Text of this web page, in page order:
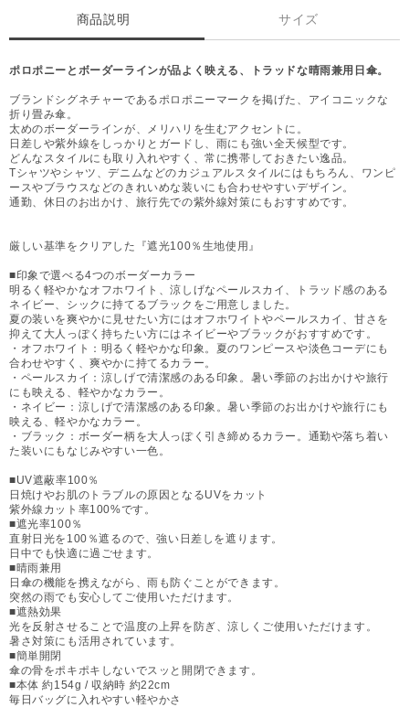
商品説明 サイズ
ポロポニーとボーダーラインが品よく映える、トラッドな晴雨兼用日傘。
ブランドシグネチャーであるポロポニーマークを掲げた、アイコニックな
折り畳み傘。
太めのボーダーラインが、メリハリを生むアクセントに。
日差しや紫外線をしっかりとガードし、雨にも強い全天候型です。
どんなスタイルにも取り入れやすく、常に携帯しておきたい逸品。
Tシャツやシャツ、デニムなどのカジュアルスタイルにはもちろん、ワンピ
ースやブラウスなどのきれいめな装いにも合わせやすいデザイン。
通勤、休日のお出かけ、旅行先での紫外線対策にもおすすめです。
厳しい基準をクリアした『遮光100％生地使用』
■印象で選べる4つのボーダーカラー
明るく軽やかなオフホワイト、涼しげなペールスカイ、トラッド感のある
ネイビー、シックに持てるブラックをご用意しました。
夏の装いを爽やかに見せたい方にはオフホワイトやペールスカイ、甘さを
抑えて大人っぽく持ちたい方にはネイビーやブラックがおすすめです。
・オフホワイト：明るく軽やかな印象。夏のワンピースや淡色コーデにも
合わせやすく、爽やかに持てるカラー。
・ペールスカイ：涼しげで清潔感のある印象。暑い季節のお出かけや旅行
にも映える、軽やかなカラー。
・ネイビー：涼しげで清潔感のある印象。暑い季節のお出かけや旅行にも
映える、軽やかなカラー。
・ブラック：ボーダー柄を大人っぽく引き締めるカラー。通勤や落ち着い
た装いにもなじみやすい一色。
■UV遮蔽率100％
日焼けやお肌のトラブルの原因となるUVをカット
紫外線カット率100%です。
■遮光率100％
直射日光を100％遮るので、強い日差しを遮ります。
日中でも快適に過ごせます。
■晴雨兼用
日傘の機能を携えながら、雨も防ぐことができます。
突然の雨でも安心してご使用いただけます。
■遮熱効果
光を反射させることで温度の上昇を防ぎ、涼しくご使用いただけます。
暑さ対策にも活用されています。
■簡単開閉
傘の骨をポキポキしないでスッと開閉できます。
■本体 約154g / 収納時 約22cm
毎日バッグに入れやすい軽やかさ